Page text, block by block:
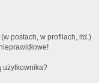
postach, w profilach, itd.)
użytkownika?